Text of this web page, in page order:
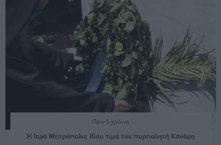
Πριν 5 χρόνια
Η Ιερά Μητρόπολις Χίου τιμά τον πυρπολητή Κανάρη